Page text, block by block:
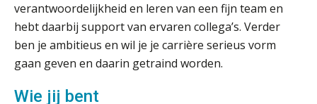
verantwoordelijkheid en leren van een fijn team en
hebt daarbij support van ervaren collega’s. Verder
ben je ambitieus en wil je je carrière serieus vorm
gaan geven en daarin getraind worden.
Wie jij bent
Het functiegemak van de INT bij
adviezen over en aangiften van erf-
en schenkbelasting.
Zomer. Tijd om je loopbaan onder
de loep te nemen.